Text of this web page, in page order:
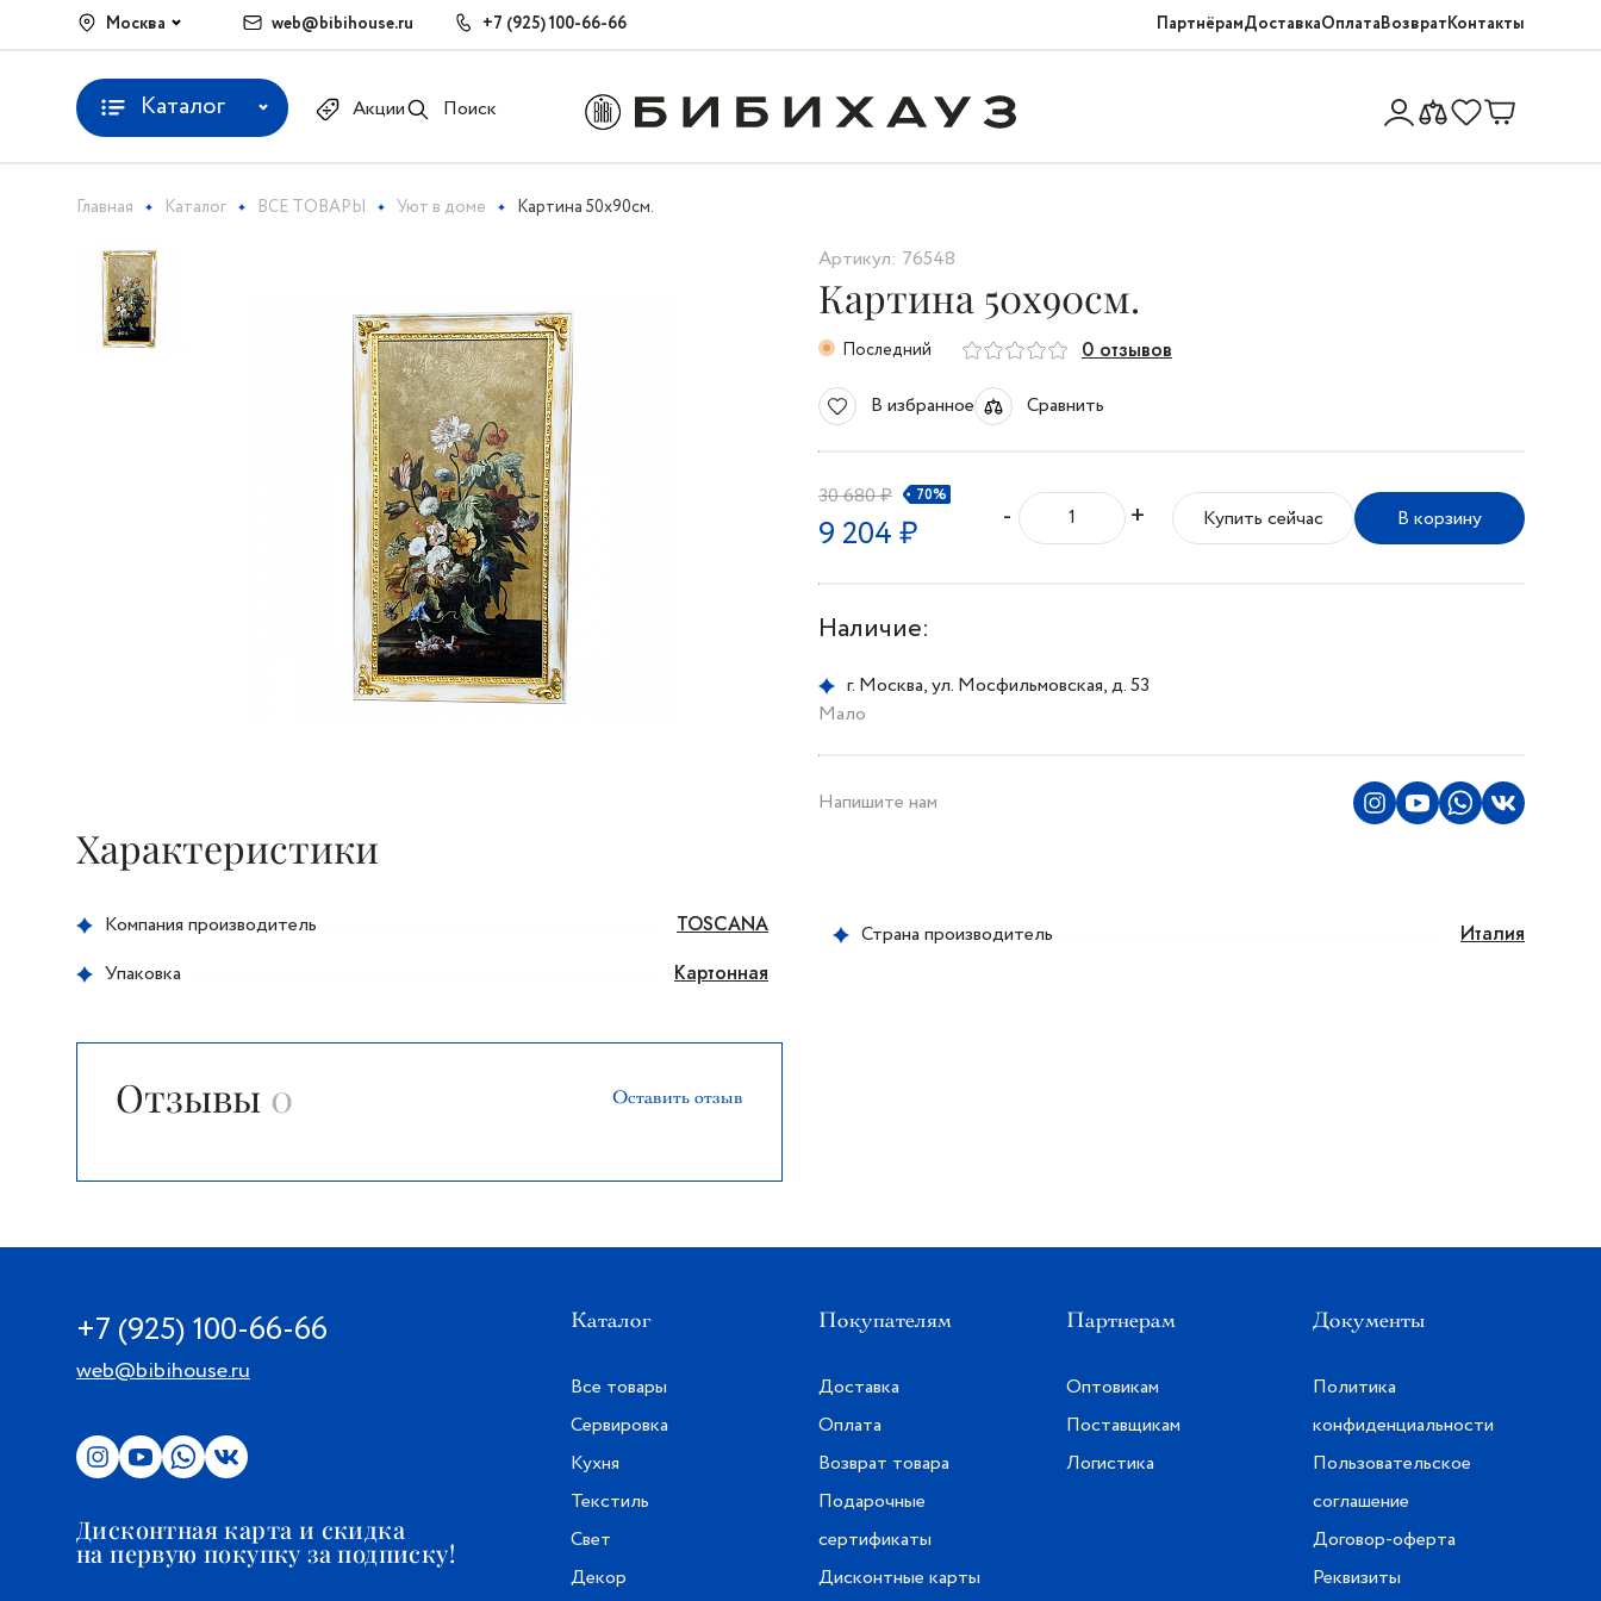
Москва web@bibihouse.ru +7 (925) 100-66-66 ПартнёрамДоставкаОплатаВозвратКонтакты
Каталог Акции Поиск
Главная Каталог ВСЕ ТОВАРЫ Уют в доме Картина 50х90см.
Артикул: 76548
Картина 50х90см.
Последний 0 отзывов
В избранное Сравнить
30 680 ₽ 70%
9 204 ₽ - + Купить сейчас В корзину
Наличие:
г. Москва, ул. Мосфильмовская, д. 53
Мало
Напишите нам
Характеристики
Компания производитель
TOSCANA
Упаковка
Картонная
Страна производитель Италия
Отзывы 0 Оставить отзыв
+7 (925) 100-66-66
web@bibihouse.ru
Дисконтная карта и скидка
на первую покупку за подписку!
Каталог
Все товары
Сервировка
Кухня
Текстиль
Свет
Декор
Покупателям
Доставка
Оплата
Возврат товара
Подарочные
сертификаты
Дисконтные карты
Партнерам
Оптовикам
Поставщикам
Логистика
Документы
Политика
конфиденциальности
Пользовательское
соглашение
Договор-оферта
Реквизиты